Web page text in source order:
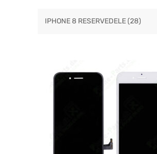
IPHONE 8 RESERVEDELE(28)